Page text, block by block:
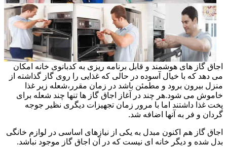
اجاق گاز های هوشمند و قابل برنامه ریزی به کدبانوی خانه امکان
می دهد که با خیال آسوده در حالی که غذایی را روی گاز گذاشته از
منزل بیرون برود و مطمئن باشد در زمان مقرر،شعله زیر غذا
خاموش می شود.هر چند در آغاز اجاق گاز ها تنها چند شعله برای
پخت غذا داشتند اما با مرور زمان تجهیزات دیگری نظیر جوجه
گردان و فر به آنها اضافه شد.
اجاق گاز هم اکنون مبدل به یکی از نیازهای اساسی در لوازم خانگی
بدل شده و دیگر خانه ای نیست که در آن اجاق گاز موجود نباشد.